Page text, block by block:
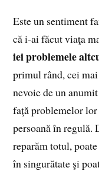
Este un sentiment
că i-ai făcut viaţa
iei problemele
primul rând, cei
nevoie de un
faţă problemelor
persoană în regulă.
reparăm totul,
în singurătate şi